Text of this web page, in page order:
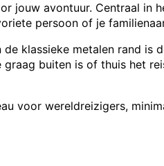
jouw avontuur. Centraal in
persoon of je
klassieke metalen rand is
buiten is of thuis het
voor wereldreizigers,